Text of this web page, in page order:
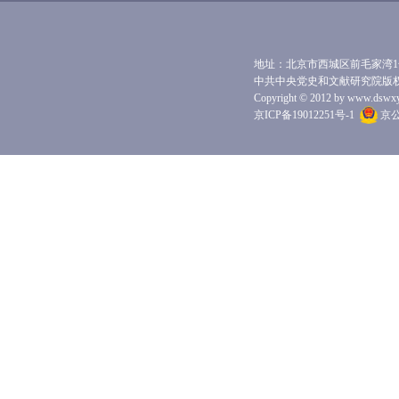
地址：北京市西城区前毛家湾
中共中央党史和文献研究院版
Copyright © 2012 by
京ICP备19012251号-1
京